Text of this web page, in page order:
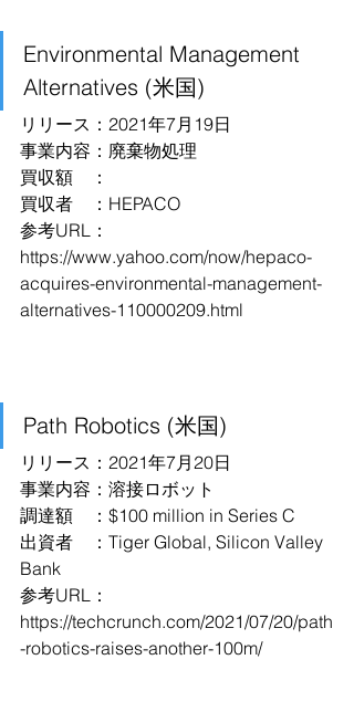
Environmental Management
Alternatives (米国)
リリース：2021年7月19日
事業内容：廃棄物処理
買収額　：
買収者　：HEPACO
参考URL：
https://www.yahoo.com/now/hepaco-
acquires-environmental-management-
alternatives-110000209.html
Path Robotics (米国)
リリース：2021年7月20日
事業内容：溶接ロボット
調達額　：$100 million in Series C
出資者　：Tiger Global, Silicon Valley
Bank
参考URL：
https://techcrunch.com/2021/07/20/path
-robotics-raises-another-100m/